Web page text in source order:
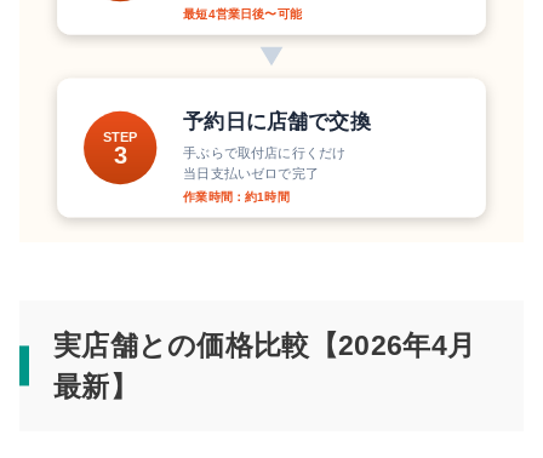
最短4営業日後〜可能
STEP
3
予約日に店舗で交換
手ぶらで取付店に行くだけ
当日支払いゼロで完了
作業時間：約1時間
実店舗との価格比較【2026年4月
最新】